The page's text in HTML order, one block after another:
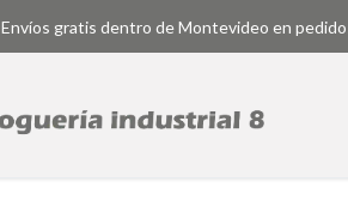
Envíos gratis dentro de Montevideo en